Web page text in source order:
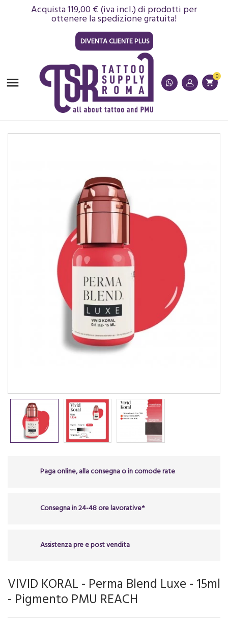
Acquista 119,00 € (iva incl.) di prodotti per
ottenere la spedizione gratuita!
DIVENTA CLIENTE PLUS
 shopping_cart
0
Paga online, alla consegna o in comode rate
Consegna in 24-48 ore lavorative*
Assistenza pre e post vendita
VIVID KORAL - Perma Blend Luxe - 15ml
- Pigmento PMU REACH